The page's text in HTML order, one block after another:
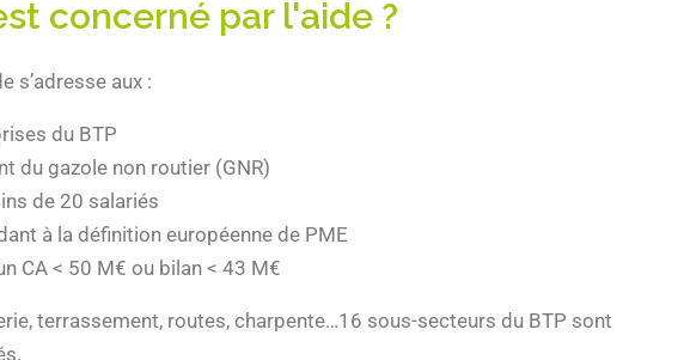
concerné par l'aide ?
s’adresse aux :
du BTP
du gazole non routier (GNR)
de 20 salariés
à la définition européenne de PME
CA < 50 M€ ou bilan < 43 M€
terrassement, routes, charpente…16 sous-secteurs du BTP sont